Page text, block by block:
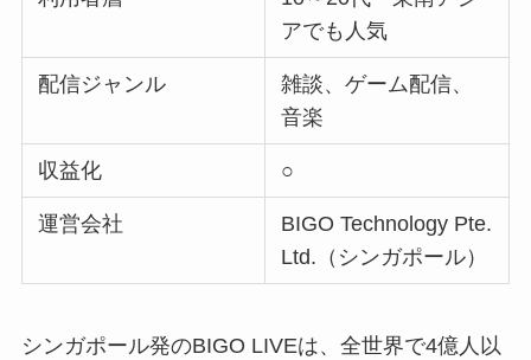
アでも人気
配信ジャンル
雑談、ゲーム配信、
音楽
収益化 ○
運営会社
BIGO Technology Pte.
Ltd.（シンガポール）
シンガポール発のBIGO LIVEは、全世界で4億人以